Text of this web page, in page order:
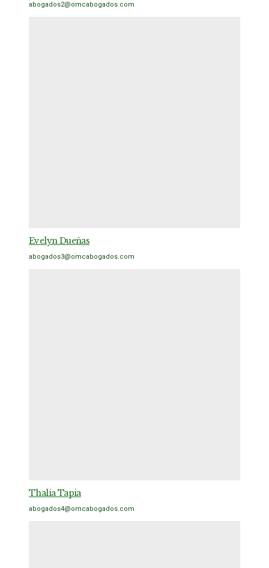
abogados2@omcabogados.com
Evelyn Dueñas
abogados3@omcabogados.com
Thalia Tapia
abogados4@omcabogados.com